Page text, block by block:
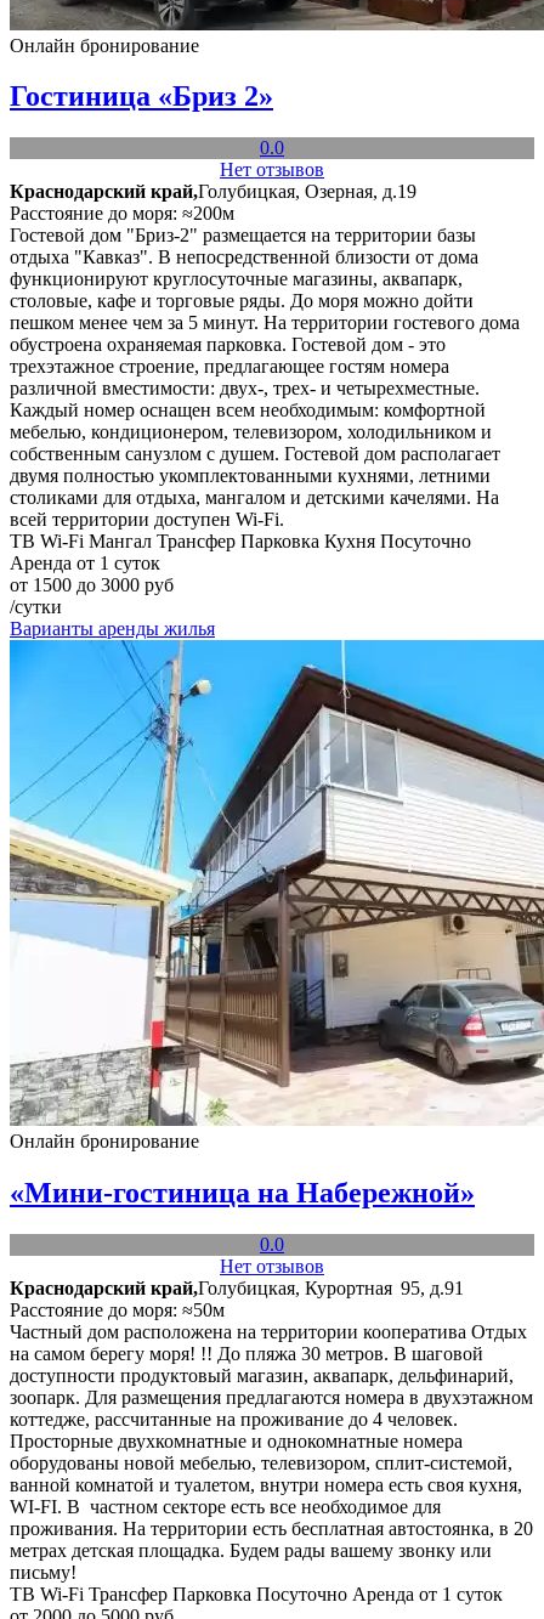
Онлайн бронирование
Гостиница «Бриз 2»
0.0
Нет отзывов
Краснодарский край,Голубицкая, Озерная, д.19
Расстояние до моря: ≈200м
Гостевой дом "Бриз-2" размещается на территории базы
отдыха "Кавказ". В непосредственной близости от дома
функционируют круглосуточные магазины, аквапарк,
столовые, кафе и торговые ряды. До моря можно дойти
пешком менее чем за 5 минут. На территории гостевого дома
обустроена охраняемая парковка. Гостевой дом - это
трехэтажное строение, предлагающее гостям номера
различной вместимости: двух-, трех- и четырехместные.
Каждый номер оснащен всем необходимым: комфортной
мебелью, кондиционером, телевизором, холодильником и
собственным санузлом с душем. Гостевой дом располагает
двумя полностью укомплектованными кухнями, летними
столиками для отдыха, мангалом и детскими качелями. На
всей территории доступен Wi-Fi.
ТВ Wi-Fi Мангал Трансфер Парковка Кухня Посуточно
Аренда от 1 суток
от 1500 до 3000 руб
/сутки
Варианты аренды жилья
Онлайн бронирование
«Мини-гостиница на Набережной»
0.0
Нет отзывов
Краснодарский край,Голубицкая, Курортная 95, д.91
Расстояние до моря: ≈50м
Частный дом расположена на территории кооператива Отдых
на самом берегу моря! !! До пляжа 30 метров. В шаговой
доступности продуктовый магазин, аквапарк, дельфинарий,
зоопарк. Для размещения предлагаются номера в двухэтажном
коттедже, рассчитанные на проживание до 4 человек.
Просторные двухкомнатные и однокомнатные номера
оборудованы новой мебелью, телевизором, сплит-системой,
ванной комнатой и туалетом, внутри номера есть своя кухня,
WI-FI. В частном секторе есть все необходимое для
проживания. На территории есть бесплатная автостоянка, в 20
метрах детская площадка. Будем рады вашему звонку или
письму!
ТВ Wi-Fi Трансфер Парковка Посуточно Аренда от 1 суток